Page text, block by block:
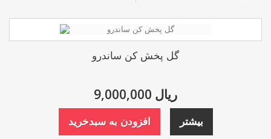
گل پخش کن ساندرو
9,000,000 ریال
افزودن به سبدخرید بیشتر